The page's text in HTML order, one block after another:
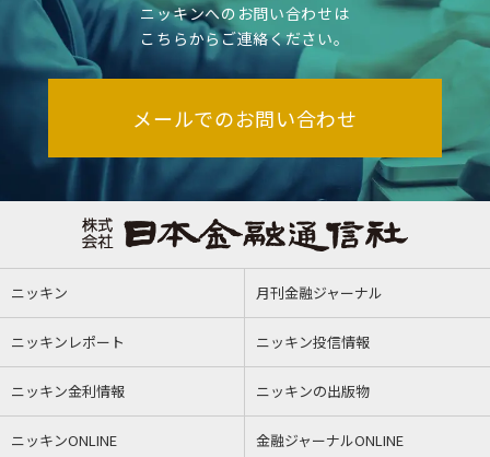
ニッキンへのお問い合わせは
こちらからご連絡ください。
メールでのお問い合わせ
ニッキン 月刊金融ジャーナル
ニッキンレポート ニッキン投信情報
ニッキン金利情報 ニッキンの出版物
ニッキンONLINE 金融ジャーナルONLINE